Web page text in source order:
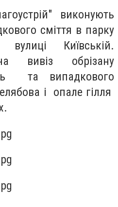
виконують
сміття в парку
Київській.
вивіз обрізану
та випадкового
і опале гілля